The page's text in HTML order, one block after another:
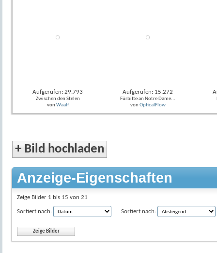
Aufgerufen: 29.793
Zwischen den Stelen
von Waalf
Aufgerufen: 15.272
Fürbitte an Notre Dame...
von OpticalFlow
+ Bild hochladen
Anzeige-Eigenschaften
Zeige Bilder 1 bis 15 von 21
Sortiert nach: Sortiert nach: